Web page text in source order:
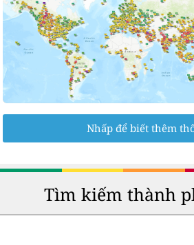
Nhấp để biết thêm
Tìm kiếm thành